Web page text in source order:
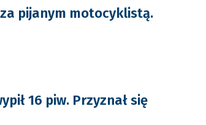
za pijanym motocyklistą.
16 piw. Przyznał się